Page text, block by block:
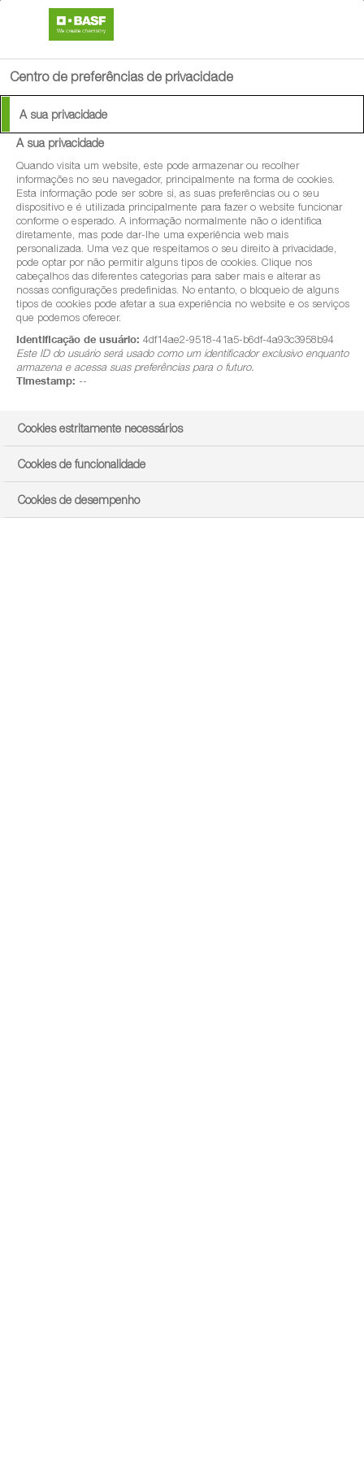
Centro de preferências de privacidade
A sua privacidade
A sua privacidade
Quando visita um website, este pode armazenar ou recolher
informações no seu navegador, principalmente na forma de cookies.
Esta informação pode ser sobre si, as suas preferências ou o seu
dispositivo e é utilizada principalmente para fazer o website funcionar
conforme o esperado. A informação normalmente não o identifica
diretamente, mas pode dar-lhe uma experiência web mais
personalizada. Uma vez que respeitamos o seu direito à privacidade,
pode optar por não permitir alguns tipos de cookies. Clique nos
cabeçalhos das diferentes categorias para saber mais e alterar as
nossas configurações predefinidas. No entanto, o bloqueio de alguns
tipos de cookies pode afetar a sua experiência no website e os serviços
que podemos oferecer.
Identificação de usuário: 4df14ae2-9518-41a5-b6df-4a93c3958b94
Este ID do usuário será usado como um identificador exclusivo enquanto
armazena e acessa suas preferências para o futuro.
Timestamp: --
Cookies estritamente necessários
Cookies de funcionalidade
Cookies de desempenho